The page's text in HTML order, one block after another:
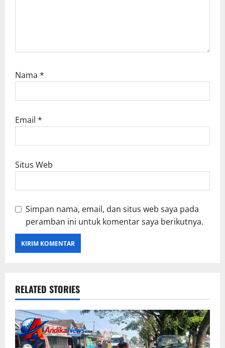
Nama *
Email *
Situs Web
Simpan nama, email, dan situs web saya pada
peramban ini untuk komentar saya berikutnya.
RELATED STORIES